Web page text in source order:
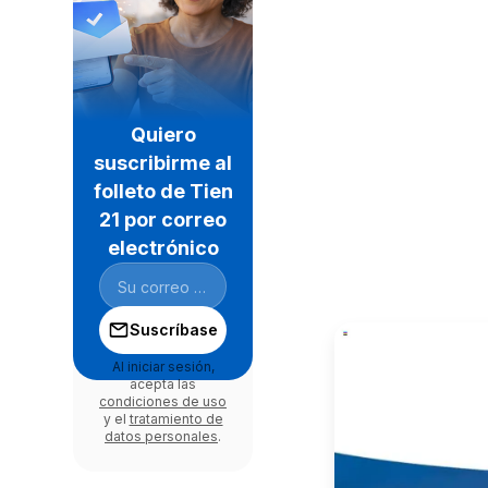
Quiero
suscribirme al
folleto de Tien
21 por correo
electrónico
Suscríbase
Al iniciar sesión,
acepta las
condiciones de uso
y el tratamiento de
datos personales.